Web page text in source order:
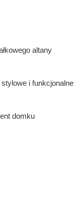
altany
i funkcjonalne
domku